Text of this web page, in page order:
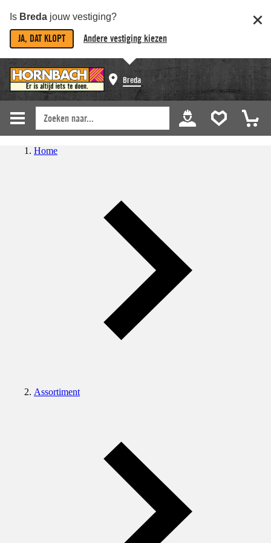
Is Breda jouw vestiging?
JA, DAT KLOPT Andere vestiging kiezen
Breda
Home
Assortiment